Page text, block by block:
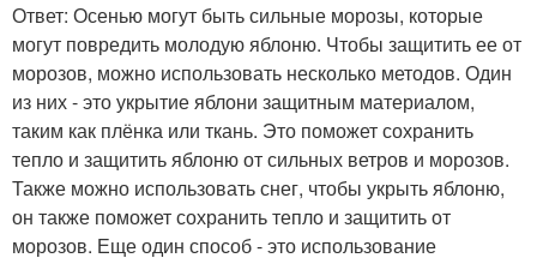
Ответ: Осенью могут быть сильные морозы, которые
могут повредить молодую яблоню. Чтобы защитить ее от
морозов, можно использовать несколько методов. Один
из них - это укрытие яблони защитным материалом,
таким как плёнка или ткань. Это поможет сохранить
тепло и защитить яблоню от сильных ветров и морозов.
Также можно использовать снег, чтобы укрыть яблоню,
он также поможет сохранить тепло и защитить от
морозов. Еще один способ - это использование